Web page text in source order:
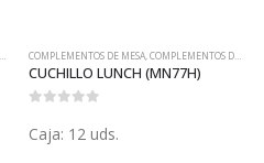
COMPLEMENTOS DE MESA,COMPLEMENTOS DE MESA
CUCHILLO LUNCH (MN77H)
Caja: 12 uds.